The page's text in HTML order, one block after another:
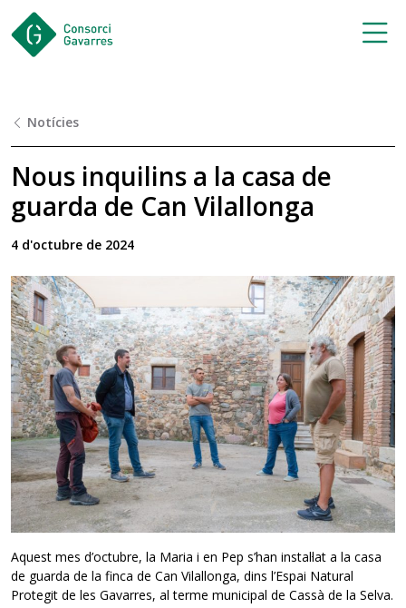
Notícies
Nous inquilins a la casa de
guarda de Can Vilallonga
4 d'octubre de 2024
Aquest mes d’octubre, la Maria i en Pep s’han instal·lat a la casa
de guarda de la finca de Can Vilallonga, dins l’Espai Natural
Protegit de les Gavarres, al terme municipal de Cassà de la Selva.